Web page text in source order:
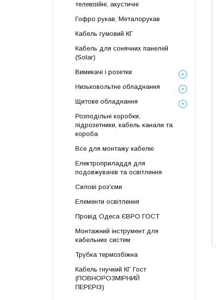
телевізійні, акустичні
Гофро рукав, Металорукав
Кабель гумовий КГ
Кабель для сонячних панелей
(Solar)
Вимикачі і розетки
Низьковольтне обладнання
Щитове обладнання
Розподільні коробки,
підрозетники, кабель канали та
короба
Все для монтажу кабелю
Електроприладдя для
подовжувачів та освітлення
Силові роз'єми
Елементи освітлення
Провід Одеса ЄВРО ГОСТ
Монтажний інструмент для
кабельних систем
Трубка термозбіжна
Кабель гнучкий КГ Гост
(ПОВНОРОЗМІРНИЙ
ПЕРЕРІЗ)